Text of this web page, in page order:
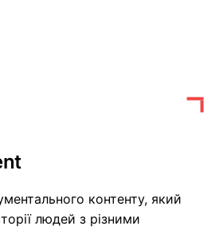
контенту, який
людей з різними